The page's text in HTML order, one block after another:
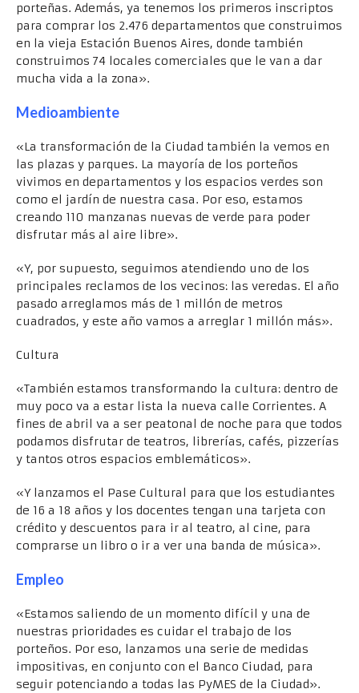
porteñas. Además, ya tenemos los primeros inscriptos
para comprar los 2.476 departamentos que construimos
en la vieja Estación Buenos Aires, donde también
construimos 74 locales comerciales que le van a dar
mucha vida a la zona».
Medioambiente
«La transformación de la Ciudad también la vemos en
las plazas y parques. La mayoría de los porteños
vivimos en departamentos y los espacios verdes son
como el jardín de nuestra casa. Por eso, estamos
creando 110 manzanas nuevas de verde para poder
disfrutar más al aire libre».
«Y, por supuesto, seguimos atendiendo uno de los
principales reclamos de los vecinos: las veredas. El año
pasado arreglamos más de 1 millón de metros
cuadrados, y este año vamos a arreglar 1 millón más».
Cultura
«También estamos transformando la cultura: dentro de
muy poco va a estar lista la nueva calle Corrientes. A
fines de abril va a ser peatonal de noche para que todos
podamos disfrutar de teatros, librerías, cafés, pizzerías
y tantos otros espacios emblemáticos».
«Y lanzamos el Pase Cultural para que los estudiantes
de 16 a 18 años y los docentes tengan una tarjeta con
crédito y descuentos para ir al teatro, al cine, para
comprarse un libro o ir a ver una banda de música».
Empleo
«Estamos saliendo de un momento difícil y una de
nuestras prioridades es cuidar el trabajo de los
porteños. Por eso, lanzamos una serie de medidas
impositivas, en conjunto con el Banco Ciudad, para
seguir potenciando a todas las PyMES de la Ciudad».